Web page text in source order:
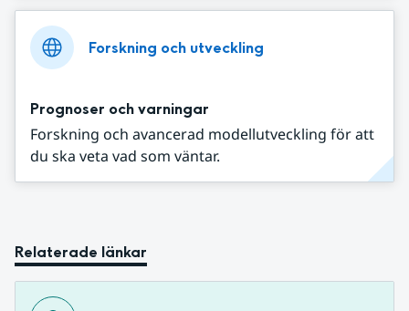
Forskning och utveckling
Prognoser och varningar
Forskning och avancerad modellutveckling för att
du ska veta vad som väntar.
Relaterade länkar